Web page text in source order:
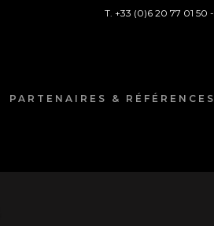
T. +33 (0)6 20 77 01 50 -
PARTENAIRES & RÉFÉRENCES